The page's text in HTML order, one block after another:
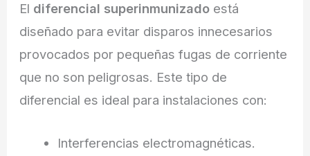
El diferencial superinmunizado está
diseñado para evitar disparos innecesarios
provocados por pequeñas fugas de corriente
que no son peligrosas. Este tipo de
diferencial es ideal para instalaciones con:
Interferencias electromagnéticas.